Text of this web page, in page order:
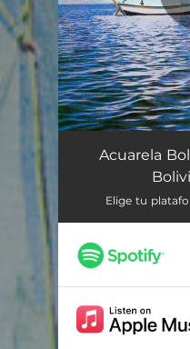
En las playas
Sed de amor
Tacacoma
Alma cruceña
Acuarela
Elige tu